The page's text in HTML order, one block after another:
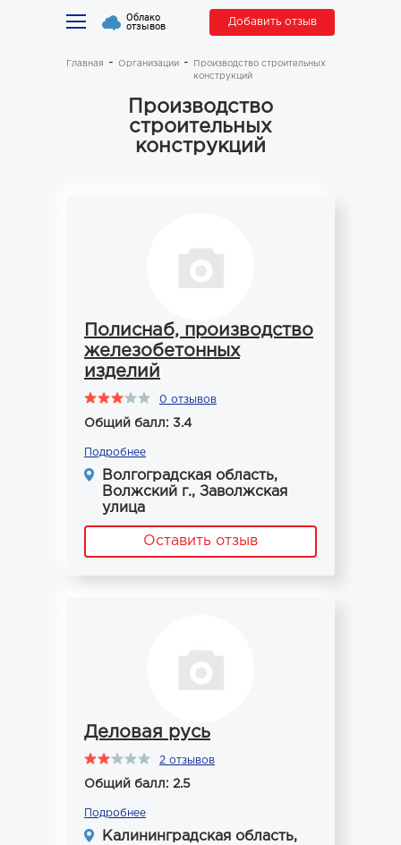
Облако
отзывов Добавить отзыв
Главная Организации
Производство строительных
конструкций
Производство
строительных
конструкций
Полиснаб, производство
железобетонных
изделий
0 отзывов
Общий балл: 3.4
Подробнее
Волгоградская область,
Волжский г., Заволжская
улица
Оставить отзыв
Деловая русь
2 отзывов
Общий балл: 2.5
Подробнее
Калининградская область,